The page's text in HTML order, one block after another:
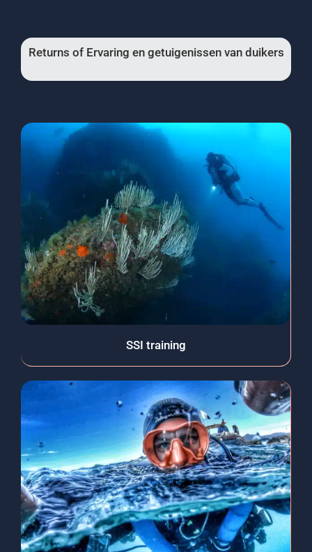
Returns of Ervaring en getuigenissen van duikers
SSI training